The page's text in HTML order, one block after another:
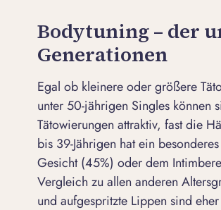
Bodytuning – der
Generationen
Egal ob kleinere oder größere
unter 50-jährigen Singles können
Tätowierungen attraktiv, fast die
bis 39-Jährigen hat ein
Gesicht (45%) oder dem
Vergleich zu allen anderen
und aufgespritzte Lippen sind